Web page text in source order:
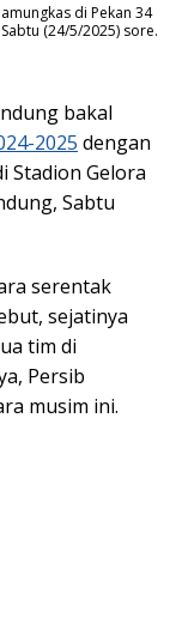
di Pekan 34
(24/5/2025) sore.
bakal
2025 dengan
Stadion Gelora
Sabtu
serentak
sejatinya
tim di
Persib
musim ini.